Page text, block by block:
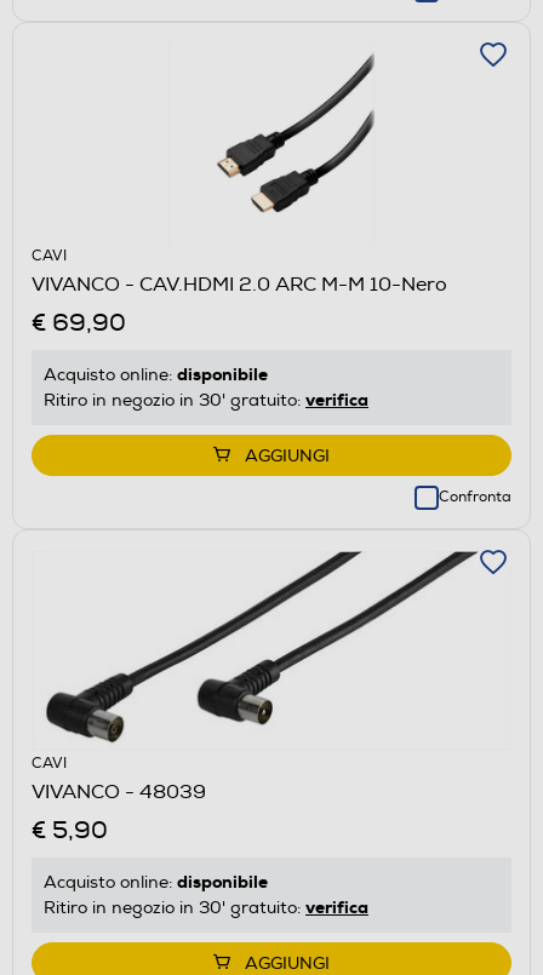
CAVI
VIVANCO - CAV.HDMI 2.0 ARC M-M 10-Nero
€ 69,90
Acquisto online: disponibile
Ritiro in negozio in 30' gratuito: verifica
AGGIUNGI
Confronta
CAVI
VIVANCO - 48039
€ 5,90
Acquisto online: disponibile
Ritiro in negozio in 30' gratuito: verifica
AGGIUNGI